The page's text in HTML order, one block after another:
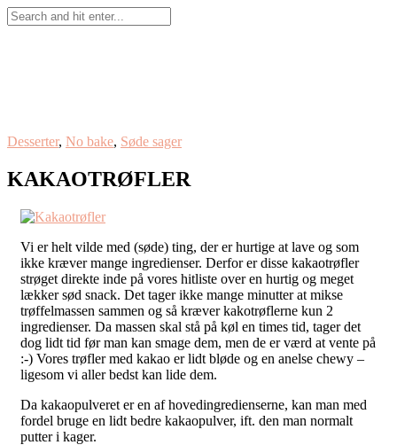
Desserter, No bake, Søde sager
KAKAOTRØFLER
Vi er helt vilde med (søde) ting, der er hurtige at lave og som
ikke kræver mange ingredienser. Derfor er disse kakaotrøfler
strøget direkte inde på vores hitliste over en hurtig og meget
lækker sød snack. Det tager ikke mange minutter at mikse
trøffelmassen sammen og så kræver kakotrøflerne kun 2
ingredienser. Da massen skal stå på køl en times tid, tager det
dog lidt tid før man kan smage dem, men de er værd at vente på
:-) Vores trøfler med kakao er lidt bløde og en anelse chewy –
ligesom vi aller bedst kan lide dem.
Da kakaopulveret er en af hovedingredienserne, kan man med
fordel bruge en lidt bedre kakaopulver, ift. den man normalt
putter i kager.